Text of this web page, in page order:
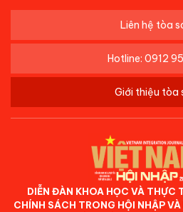
Liên hệ tòa
Hotline: 0912
Giới thiệu tòa
DIỄN ĐÀN KHOA HỌC VÀ THỰC
CHÍNH SÁCH TRONG HỘI NHẬP